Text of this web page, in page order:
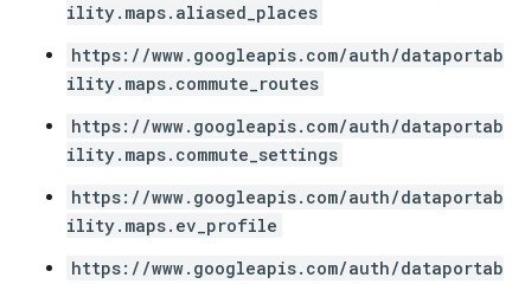
ility.maps.aliased_places
https://www.googleapis.com/auth/dataportab
ility.maps.commute_routes
https://www.googleapis.com/auth/dataportab
ility.maps.commute_settings
https://www.googleapis.com/auth/dataportab
ility.maps.ev_profile
https://www.googleapis.com/auth/dataportab